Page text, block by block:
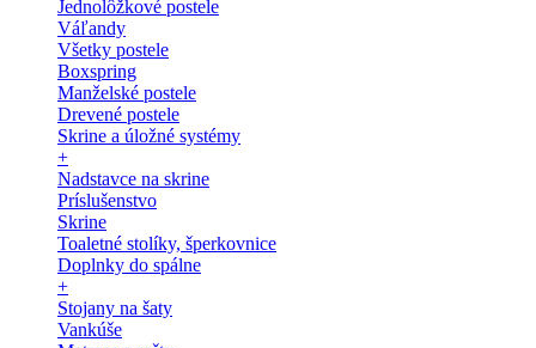
Jednolôžkové postele
Váľandy
Všetky postele
Boxspring
Manželské postele
Drevené postele
Skrine a úložné systémy
+
Nadstavce na skrine
Príslušenstvo
Skrine
Toaletné stolíky, šperkovnice
Doplnky do spálne
+
Stojany na šaty
Vankúše